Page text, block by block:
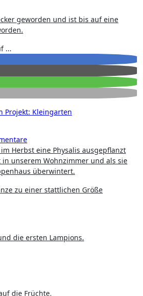
geworden und ist bis auf eine
...
Projekt: Kleingarten
unserem Wohnzimmer und als sie
überwintert.
zu einer stattlichen Größe
die ersten Lampions.
die Früchte.